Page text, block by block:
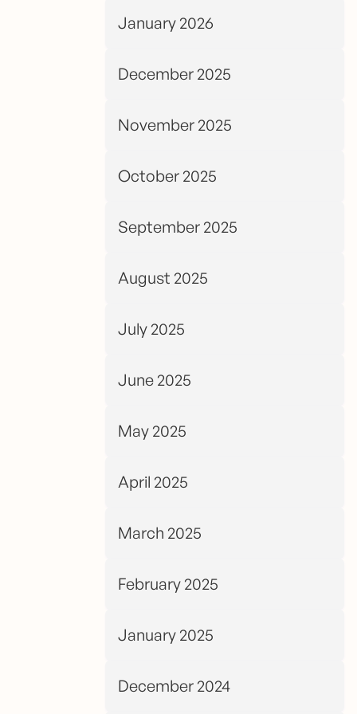
January 2026
December 2025
November 2025
October 2025
September 2025
August 2025
July 2025
June 2025
May 2025
April 2025
March 2025
February 2025
January 2025
December 2024